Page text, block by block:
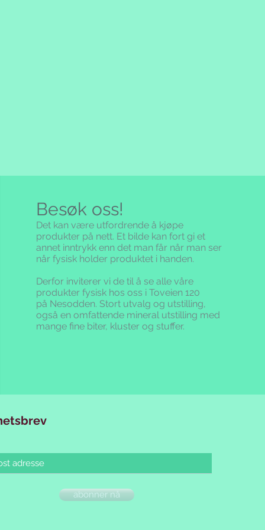
Besøk oss!
Det kan være utfordrende å kjøpe
produkter på nett. Et bilde kan fort gi et
annet inntrykk enn det man får når man ser
når fysisk holder produktet i handen.
Derfor inviterer vi de til å se alle våre
produkter fysisk hos oss i Toveien 120
på Nesodden. Stort utvalg og utstilling,
også en omfattende mineral utstilling med
mange fine biter, kluster og stuffer.
abonner nå